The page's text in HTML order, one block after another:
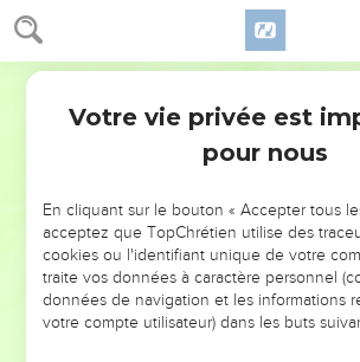
Matthieu 1
19 Joseph, son futur mari, était un
voulait pas la livrer au déshonneur. C’est
proposa de rompre ses fiançailles sans en
Il réfléchissait à ce projet quand un
apparut en rêve et lui dit : —Joseph,
qu’elle porte vient de l’Esprit Saint.
Elle donnera naissance à un fils, tu
C’est lui, en effet, qui *sauvera son
Tout cela arriva pour que
Seigneur transmise par le *prophète :
Votre vie privée est
pour nous
En cliquant sur le bouton « Accepter tous
acceptez que TopChrétien utilise des
cookies ou l'identifiant unique de votre
traite vos données à caractère personnel
données de navigation et les informations
votre compte utilisateur) dans les buts